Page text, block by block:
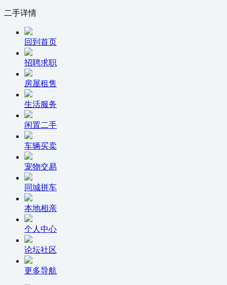
二手详情
回到首页
招聘求职
房屋租售
生活服务
闲置二手
车辆买卖
宠物交易
同城拼车
本地相亲
个人中心
论坛社区
更多导航